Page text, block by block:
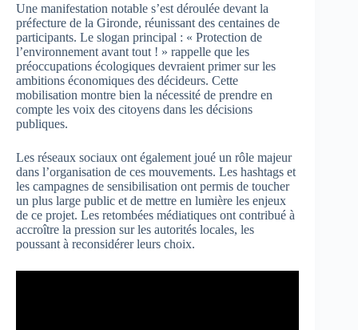
Une manifestation notable s’est déroulée devant la
préfecture de la Gironde, réunissant des centaines de
participants. Le slogan principal : « Protection de
l’environnement avant tout ! » rappelle que les
préoccupations écologiques devraient primer sur les
ambitions économiques des décideurs. Cette
mobilisation montre bien la nécessité de prendre en
compte les voix des citoyens dans les décisions
publiques.
Les réseaux sociaux ont également joué un rôle majeur
dans l’organisation de ces mouvements. Les hashtags et
les campagnes de sensibilisation ont permis de toucher
un plus large public et de mettre en lumière les enjeux
de ce projet. Les retombées médiatiques ont contribué à
accroître la pression sur les autorités locales, les
poussant à reconsidérer leurs choix.